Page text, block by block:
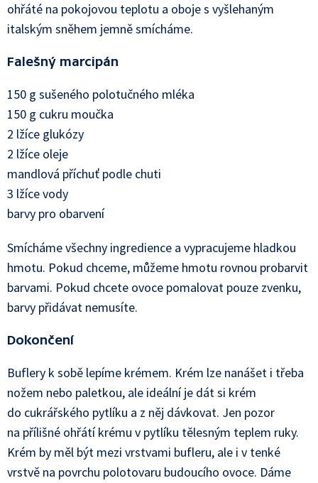
ohřáté na pokojovou teplotu a oboje s vyšlehaným
italským sněhem jemně smícháme.
Falešný marcipán
150 g sušeného polotučného mléka
150 g cukru moučka
2 lžíce glukózy
2 lžíce oleje
mandlová příchuť podle chuti
3 lžíce vody
barvy pro obarvení
Smícháme všechny ingredience a vypracujeme hladkou
hmotu. Pokud chceme, můžeme hmotu rovnou probarvit
barvami. Pokud chcete ovoce pomalovat pouze zvenku,
barvy přidávat nemusíte.
Dokončení
Buflery k sobě lepíme krémem. Krém lze nanášet i třeba
nožem nebo paletkou, ale ideální je dát si krém
do cukrářského pytlíku a z něj dávkovat. Jen pozor
na přílišné ohřátí krému v pytlíku tělesným teplem ruky.
Krém by měl být mezi vrstvami bufleru, ale i v tenké
vrstvě na povrchu polotovaru budoucího ovoce. Dáme